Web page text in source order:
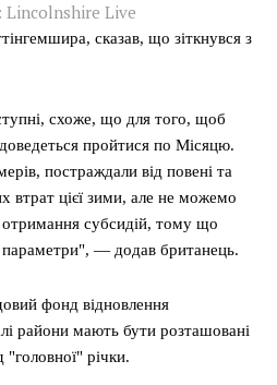
Live
сказав, що зіткнувся з
схоже, що для того, щоб
пройтися по Місяцю.
постраждали від повені та
втрат цієї зими, але не можемо
отримання субсидій, тому що
параметри", — додав британець.
фонд відновлення
райони мають бути розташовані
річки.